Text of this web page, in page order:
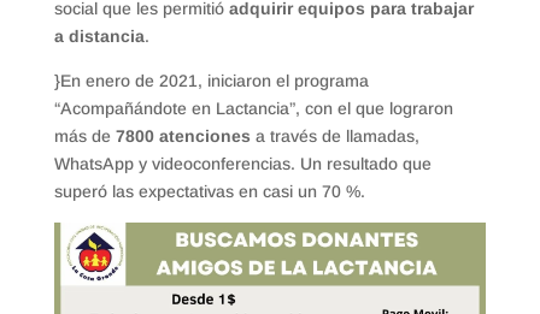
social que les permitióadquirir equipos para trabajar
a distancia.
}En enero de 2021, iniciaron el programa
“Acompañándote en Lactancia”, con el que lograron
más de 7800 atenciones a través de llamadas,
WhatsApp y videoconferencias. Un resultado que
superó las expectativas en casi un 70 %.